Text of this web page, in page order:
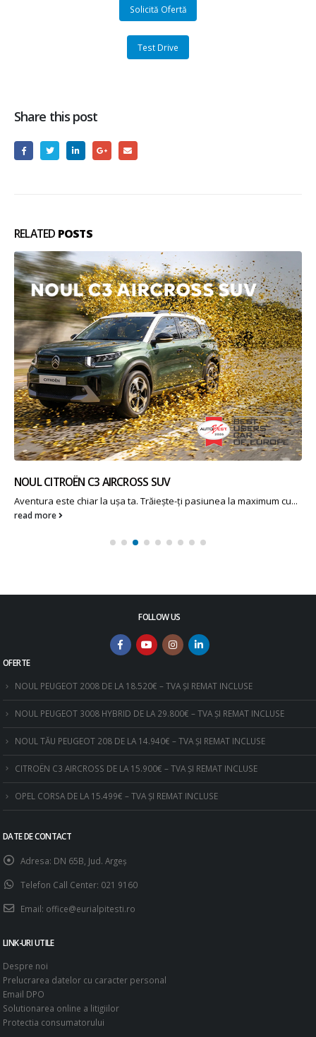
Solicită Ofertă
Test Drive
Share this post
RELATED POSTS
NOUL CITROËN C3 AIRCROSS SUV
Aventura este chiar la ușa ta. Trăiește-ți pasiunea la maximum cu...
read more
FOLLOW US
OFERTE
NOUL PEUGEOT 2008 DE LA 18.520€ – TVA ȘI REMAT INCLUSE
NOUL PEUGEOT 3008 HYBRID DE LA 29.800€ – TVA ȘI REMAT INCLUSE
NOUL TĂU PEUGEOT 208 DE LA 14.940€ – TVA ȘI REMAT INCLUSE
CITROËN C3 AIRCROSS DE LA 15.900€ – TVA ȘI REMAT INCLUSE
OPEL CORSA DE LA 15.499€ – TVA ȘI REMAT INCLUSE
DATE DE CONTACT
Adresa: DN 65B, Jud. Argeş
Telefon Call Center: 021 9160
Email: office@eurialpitesti.ro
LINK-URI UTILE
Despre noi
Prelucrarea datelor cu caracter personal
Email DPO
Solutionarea online a litigiilor
Protectia consumatorului